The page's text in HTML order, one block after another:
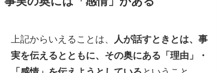
上記からいえることは、 人が話すときとは、事
実を伝えるとともに、その奥にある「理由」・